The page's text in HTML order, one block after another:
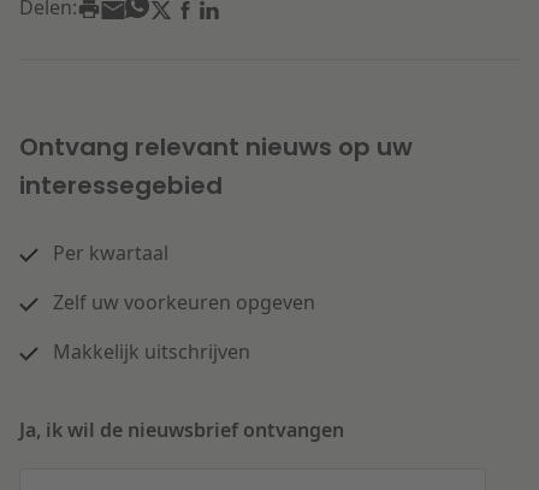
Delen:
Ontvang relevant nieuws op uw
interessegebied
Per kwartaal
Zelf uw voorkeuren opgeven
Makkelijk uitschrijven
Ja, ik wil de nieuwsbrief ontvangen